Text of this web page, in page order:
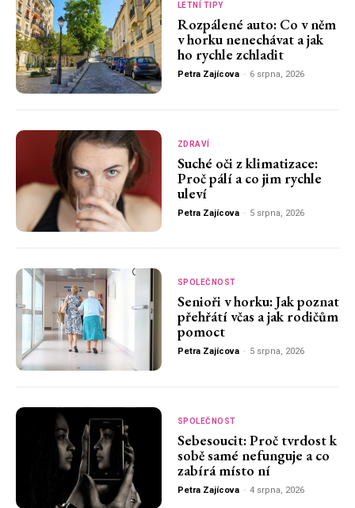
LETNÍ TIPY
Rozpálené auto: Co v něm
v horku nenechávat a jak
ho rychle zchladit
Petra Zajícova - 6 srpna, 2026
ZDRAVÍ
Suché oči z klimatizace:
Proč pálí a co jim rychle
uleví
Petra Zajícova - 5 srpna, 2026
SPOLEČNOST
Senioři v horku: Jak poznat
přehřátí včas a jak rodičům
pomoct
Petra Zajícova - 5 srpna, 2026
SPOLEČNOST
Sebesoucit: Proč tvrdost k
sobě samé nefunguje a co
zabírá místo ní
Petra Zajícova - 4 srpna, 2026